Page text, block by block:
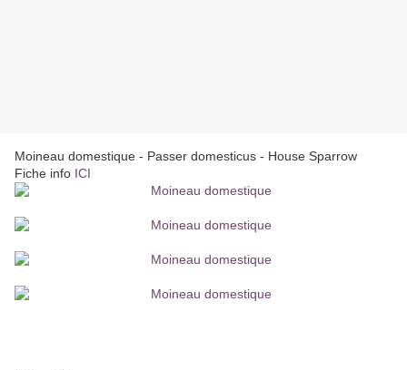
Moineau domestique - Passer domesticus - House Sparrow
Fiche info ICI